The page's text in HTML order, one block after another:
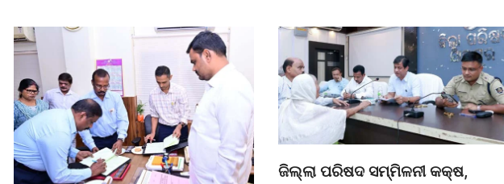
ଜିଲ୍ଲା ପରିଷଦ ସମ୍ମିଳନୀ କକ୍ଷ,